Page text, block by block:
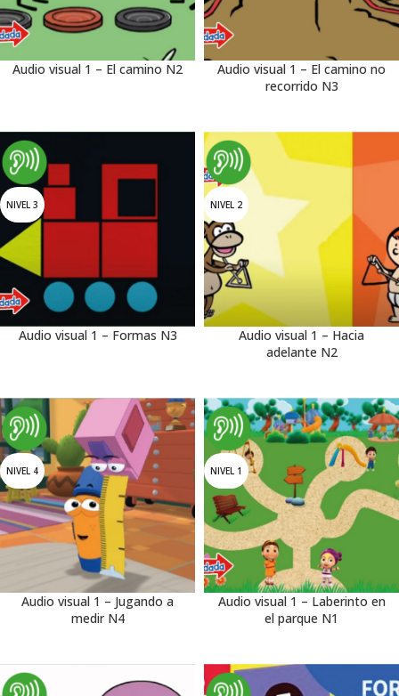
Audio visual 1 – El camino N2
Audio visual 1 – El camino no
recorrido N3
NIVEL 3
Audio visual 1 – Formas N3
NIVEL 2
Audio visual 1 – Hacia
adelante N2
NIVEL 4
Audio visual 1 – Jugando a
medir N4
NIVEL 1
Audio visual 1 – Laberinto en
el parque N1